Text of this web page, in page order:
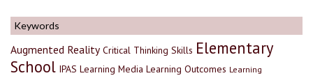
Keywords
Augmented Reality Critical Thinking Skills Elementary
School IPAS Learning Media Learning Outcomes Learning